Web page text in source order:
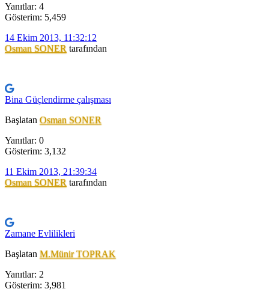
Yanıtlar: 4
Gösterim: 5,459
14 Ekim 2013, 11:32:12
Osman SONER tarafından
Bina Güçlendirme çalışması
BaşlatanOsman SONER
Yanıtlar: 0
Gösterim: 3,132
11 Ekim 2013, 21:39:34
Osman SONER tarafından
Zamane Evlilikleri
Başlatan M.Münir TOPRAK
Yanıtlar: 2
Gösterim: 3,981